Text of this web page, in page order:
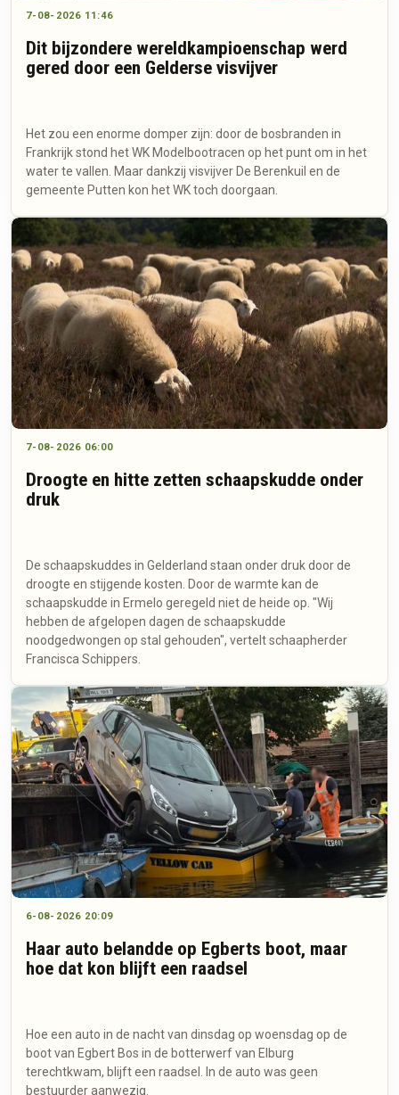
7-08-2026 11:46
Dit bijzondere wereldkampioenschap werd
gered door een Gelderse visvijver
Het zou een enorme domper zijn: door de bosbranden in
Frankrijk stond het WK Modelbootracen op het punt om in het
water te vallen. Maar dankzij visvijver De Berenkuil en de
gemeente Putten kon het WK toch doorgaan.
7-08-2026 06:00
Droogte en hitte zetten schaapskudde onder
druk
De schaapskuddes in Gelderland staan onder druk door de
droogte en stijgende kosten. Door de warmte kan de
schaapskudde in Ermelo geregeld niet de heide op. "Wij
hebben de afgelopen dagen de schaapskudde
noodgedwongen op stal gehouden", vertelt schaapherder
Francisca Schippers.
6-08-2026 20:09
Haar auto belandde op Egberts boot, maar
hoe dat kon blijft een raadsel
Hoe een auto in de nacht van dinsdag op woensdag op de
boot van Egbert Bos in de botterwerf van Elburg
terechtkwam, blijft een raadsel. In de auto was geen
bestuurder aanwezig.